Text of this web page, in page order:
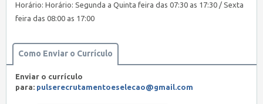
Horário: Horário: Segunda a Quinta feira das 07:30 as 17:30 / Sexta
feira das 08:00 as 17:00
Como Enviar o Currículo
Enviar o currículo
para: pulserecrutamentoeselecao@gmail.com